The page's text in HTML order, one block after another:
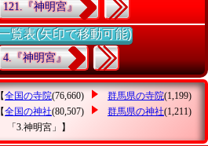
121.『神明宮』
覧表(矢印で移動可能)
4.『神明宮』
全国の寺院(76,660) 群馬県の寺院(1,199)
全国の神社(80,507) 群馬県の神社(1,211)
「3.神明宮」 】